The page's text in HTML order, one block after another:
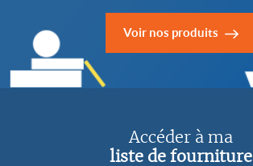
Voir nos produits
Accéder à ma
liste de fourniture